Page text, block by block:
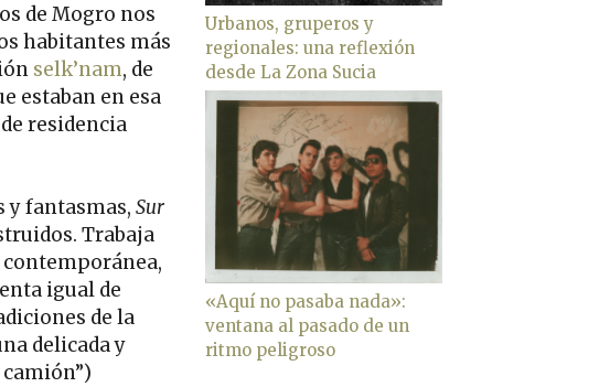
de Mogro nos
habitantes más
selk’nam, de
estaban en esa
residencia
y fantasmas, Sur
Trabaja
contemporánea,
igual de
de la
delicada y
camión”)
Urbanos, gruperos y
regionales: una reflexión
desde La Zona Sucia
«Aquí no pasaba nada»:
ventana al pasado de un
ritmo peligroso